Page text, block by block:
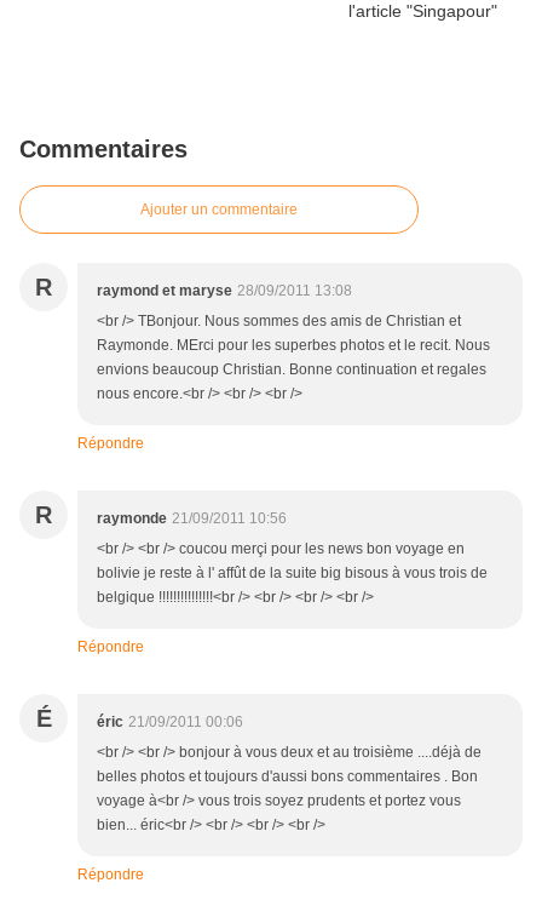
Commentaires
Ajouter un commentaire
R raymond et maryse 28/09/2011 13:08
<br /> TBonjour. Nous sommes des amis de Christian et
Raymonde. MErci pour les superbes photos et le recit. Nous
envions beaucoup Christian. Bonne continuation et regales
nous encore.<br /> <br /> <br />
Répondre
R raymonde 21/09/2011 10:56
<br /> <br /> coucou merçi pour les news bon voyage en
bolivie je reste à l' affût de la suite big bisous à vous trois de
belgique !!!!!!!!!!!!!!!<br /> <br /> <br /> <br />
Répondre
É éric 21/09/2011 00:06
<br /> <br /> bonjour à vous deux et au troisième ....déjà de
belles photos et toujours d'aussi bons commentaires . Bon
voyage à<br /> vous trois soyez prudents et portez vous
bien... éric<br /> <br /> <br /> <br />
Répondre